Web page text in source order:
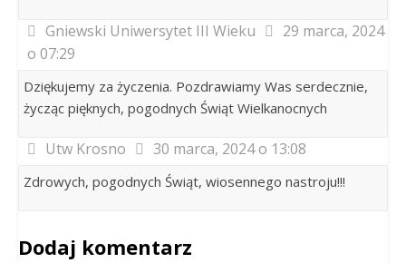
Gniewski Uniwersytet III Wieku
29 marca, 2024
o 07:29
Dziękujemy za życzenia. Pozdrawiamy Was serdecznie,
życząc pięknych, pogodnych Świąt Wielkanocnych
Utw Krosno 30 marca, 2024 o 13:08
Zdrowych, pogodnych Świąt, wiosennego nastroju!!!
Dodaj komentarz